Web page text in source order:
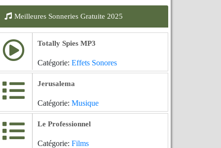
Meilleures Sonneries Gratuite 2025
Totally Spies MP3
Catégorie: Effets Sonores
Jerusalema
Catégorie: Musique
Le Professionnel
Catégorie: Films